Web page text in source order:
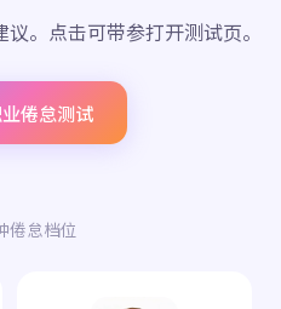
。点击可带参打开测试页。
倦怠测试
倦怠档位